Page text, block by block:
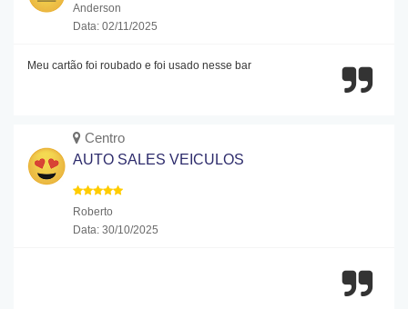
Anderson
Data: 02/11/2025
Meu cartão foi roubado e foi usado nesse bar
Centro
AUTO SALES VEICULOS
Roberto
Data: 30/10/2025